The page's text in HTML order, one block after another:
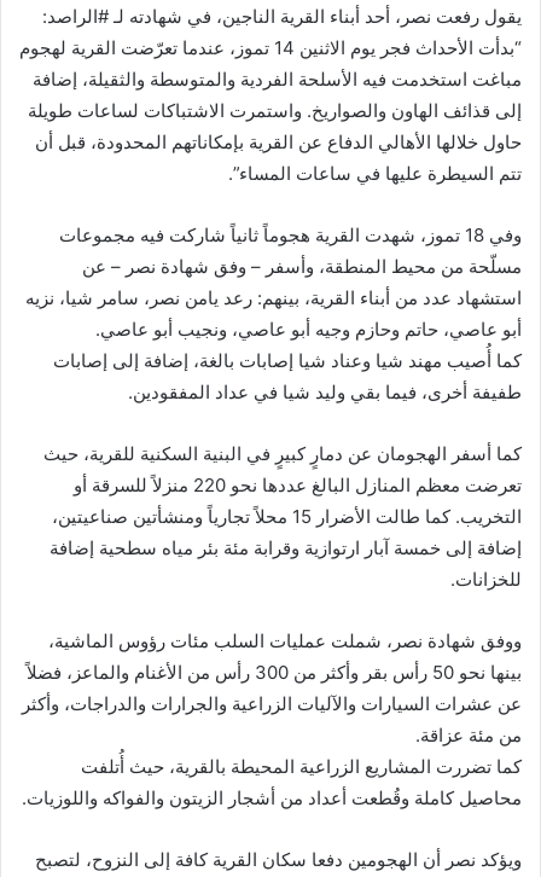
يقول رفعت نصر، أحد أبناء القرية الناجين، في شهادته لـ #الراصد:
“بدأت الأحداث فجر يوم الاثنين 14 تموز، عندما تعرّضت القرية لهجوم
مباغت استخدمت فيه الأسلحة الفردية والمتوسطة والثقيلة، إضافة
إلى قذائف الهاون والصواريخ. واستمرت الاشتباكات لساعات طويلة
حاول خلالها الأهالي الدفاع عن القرية بإمكاناتهم المحدودة، قبل أن
تتم السيطرة عليها في ساعات المساء”.
وفي 18 تموز، شهدت القرية هجوماً ثانياً شاركت فيه مجموعات
مسلّحة من محيط المنطقة، وأسفر – وفق شهادة نصر – عن
استشهاد عدد من أبناء القرية، بينهم: رعد يامن نصر، سامر شيا، نزيه
أبو عاصي، حاتم وحازم وجيه أبو عاصي، ونجيب أبو عاصي.
كما أُصيب مهند شيا وعناد شيا إصابات بالغة، إضافة إلى إصابات
طفيفة أخرى، فيما بقي وليد شيا في عداد المفقودين.
كما أسفر الهجومان عن دمارٍ كبيرٍ في البنية السكنية للقرية، حيث
تعرضت معظم المنازل البالغ عددها نحو 220 منزلاً للسرقة أو
التخريب. كما طالت الأضرار 15 محلاً تجارياً ومنشأتين صناعيتين،
إضافة إلى خمسة آبار ارتوازية وقرابة مئة بئر مياه سطحية إضافة
للخزانات.
ووفق شهادة نصر، شملت عمليات السلب مئات رؤوس الماشية،
بينها نحو 50 رأس بقر وأكثر من 300 رأس من الأغنام والماعز، فضلاً
عن عشرات السيارات والآليات الزراعية والجرارات والدراجات، وأكثر
من مئة عزاقة.
كما تضررت المشاريع الزراعية المحيطة بالقرية، حيث أُتلفت
محاصيل كاملة وقُطعت أعداد من أشجار الزيتون والفواكه واللوزيات.
ويؤكد نصر أن الهجومين دفعا سكان القرية كافة إلى النزوح، لتصبح